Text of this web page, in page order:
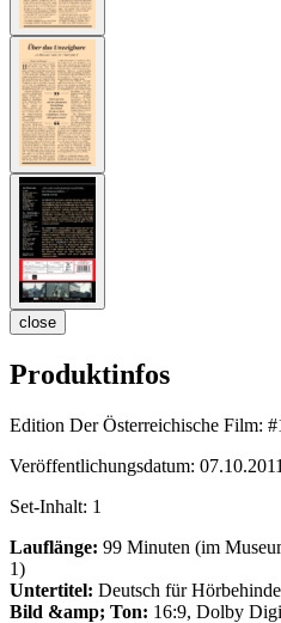
close
Produktinfos
Edition Der Österreichische Film:
Veröffentlichungsdatum: 07.10.2011
Set-Inhalt: 1
Lauflänge: 99 Minuten (im
1)
Untertitel: Deutsch für
Bild &amp; Ton: 16:9, Dolby